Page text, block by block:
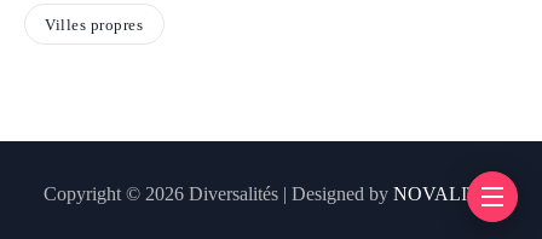
Villes propres
Copyright © 2026 Diversalités | Designed by NOVALITIX